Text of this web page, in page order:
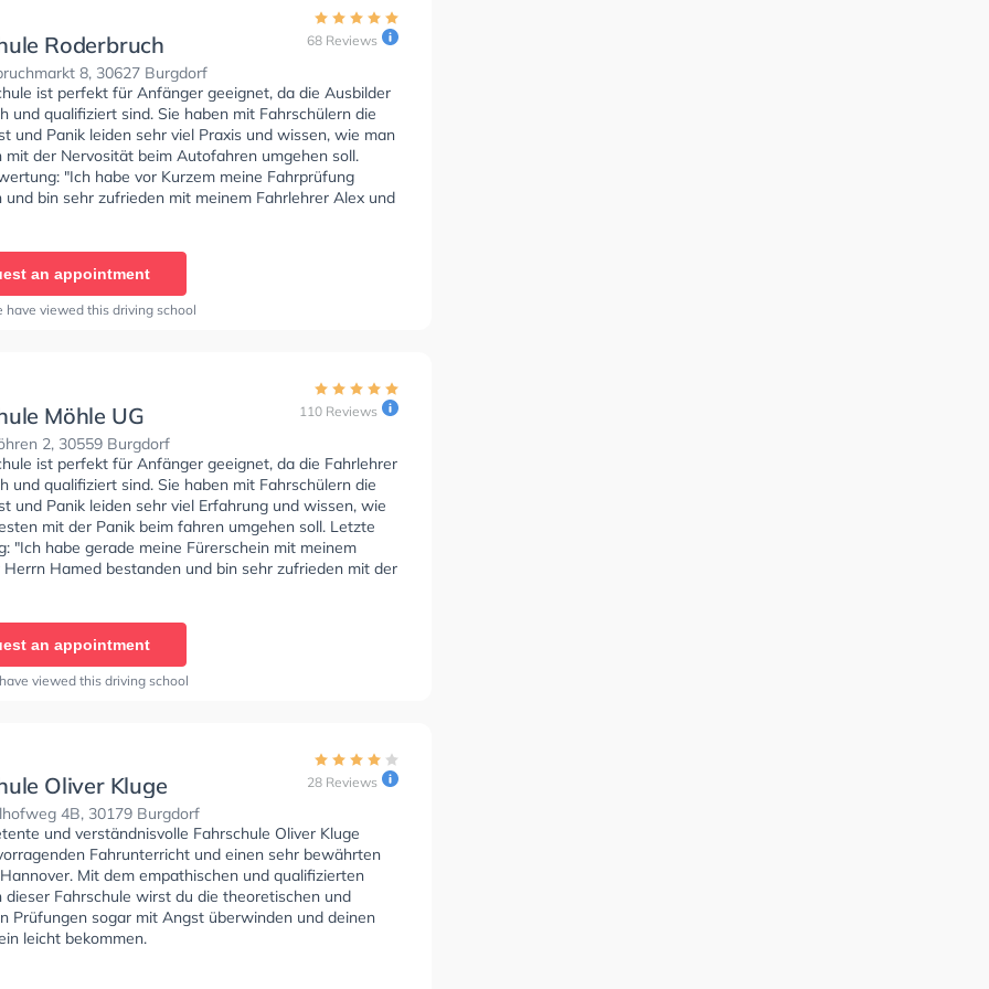
Roderbruch
8, 30627 Burgdorf
68 Reviews
ist perfekt für Anfänger geeignet, da die Ausbilder
und qualifiziert sind. Sie haben mit Fahrschülern die
und Panik leiden sehr viel Praxis und wissen, wie man
mit der Nervosität beim Autofahren umgehen soll.
"Ich habe vor Kurzem meine Fahrprüfung
und bin sehr zufrieden mit meinem Fahrlehrer Alex und
gewesen. Alex war immer sehr entspannt und
gehört und auch in meinem persönlichen Umfeld
es Fahrlehrer gibt, die auf einen schreien. Ich habe
ohne Stress beim 1. Mal bestanden, was
an dieser entspannten Atmosphäre lag, die Alex
Vorprüfung, die man gegen Entgelt machen musste
da ich bereits ihre App gekauft habe. In dieser gab
gleichen Vorprüfungen. Positiv ist noch zu erwähnen,
schnell an meinen Prüfungstermin gekommen bin,
leider krankheitsbedingt durch TÜV ausfallen
Dank, dass ich entspannt und stressfrei zu meinem
gekommen bin :)"
an appointment
have viewed this driving school
Möhle UG
2, 30559 Burgdorf
110 Reviews
ist perfekt für Anfänger geeignet, da die Fahrlehrer
und qualifiziert sind. Sie haben mit Fahrschülern die
und Panik leiden sehr viel Erfahrung und wissen, wie
mit der Panik beim fahren umgehen soll. Letzte
"Ich habe gerade meine Fürerschein mit meinem
Herrn Hamed bestanden und bin sehr zufrieden mit der
Ich habe diese Qualitäten vorgezogen: - Klare und
Ruhe im Umgang mit meinen Fehlern und Bedenken. -
ihren Unterricht an mein Tempo und meine Bedürfnisse
- Verfügbarkeit, um meine Fragen zu beantworten
zu geben. Ja Ich kann Herrn Hamed und die
die Fähigkeiten und das Selbstvertrauen zu erlangen, die
um meinen Führerschein zu machen. Die Fahrstunde
gemacht."
an appointment
viewed this driving school
Oliver Kluge
4B, 30179 Burgdorf
28 Reviews
und verständnisvolle Fahrschule Oliver Kluge
Fahrunterricht und einen sehr bewährten
Mit dem empathischen und qualifizierten
dieser Fahrschule wirst du die theoretischen und
Prüfungen sogar mit Angst überwinden und deinen
leicht bekommen.